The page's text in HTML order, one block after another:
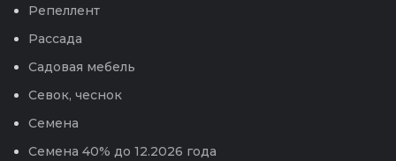
Репеллент
Рассада
Садовая мебель
Севок, чеснок
Семена
Семена 40% до 12.2026 года